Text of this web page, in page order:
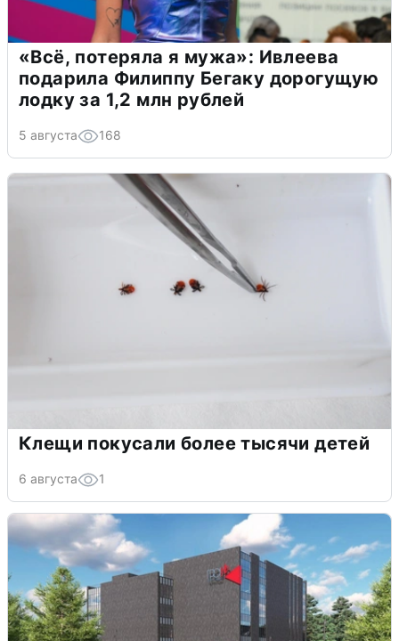
«Всё, потеряла я мужа»: Ивлеева
подарила Филиппу Бегаку дорогущую
лодку за 1,2 млн рублей
5 августа 168
Клещи покусали более тысячи детей
6 августа 1